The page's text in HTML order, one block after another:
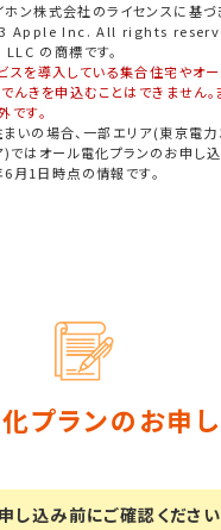
ン株式会社のライセンスに基づ
Apple Inc. All rights
の商標です。
スを導入している集合住宅やオ
んきを申込むことはできません。
です。
いの場合、一部エリア(東京電力
)ではオール電化プランのお申し込
月1日時点の情報です。
プランのお申
し込み前にご確認ください